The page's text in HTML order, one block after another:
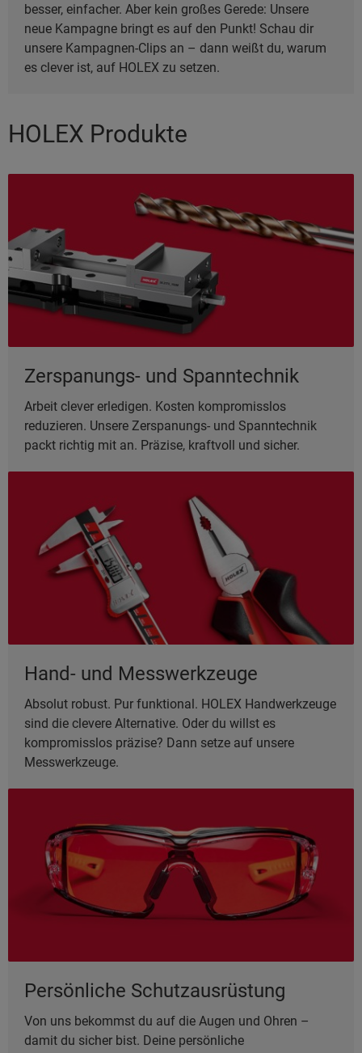
besser, einfacher. Aber kein großes Gerede: Unsere
neue Kampagne bringt es auf den Punkt! Schau dir
unsere Kampagnen-Clips an – dann weißt du, warum
es clever ist, auf HOLEX zu setzen.
HOLEX Produkte
Zerspanungs- und Spanntechnik
Arbeit clever erledigen. Kosten kompromisslos
reduzieren. Unsere Zerspanungs- und Spanntechnik
packt richtig mit an. Präzise, kraftvoll und sicher.
Hand- und Messwerkzeuge
Absolut robust. Pur funktional. HOLEX Handwerkzeuge
sind die clevere Alternative. Oder du willst es
kompromisslos präzise? Dann setze auf unsere
Messwerkzeuge.
Persönliche Schutzausrüstung
Von uns bekommst du auf die Augen und Ohren –
damit du sicher bist. Deine persönliche